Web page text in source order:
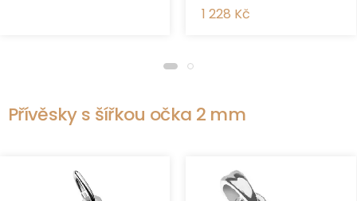
1 228 Kč
Přívěsky s šířkou očka 2 mm